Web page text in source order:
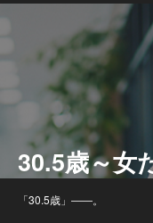
30.5歳～女
「30.5歳」――。